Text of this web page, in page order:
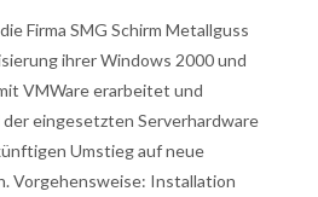
Firma SMG Schirm Metallguss
ihrer Windows 2000 und
VMWare erarbeitet und
eingesetzten Serverhardware
Umstieg auf neue
Vorgehensweise: Installation